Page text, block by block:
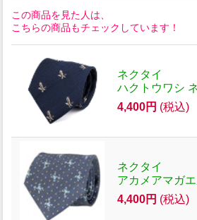
この商品を見た人は、
こちらの商品もチェックしています！
ネクタイ
ハクトウワシ
4,400円 (税込)
ネクタイ
アカメアマガ
4,400円 (税込)